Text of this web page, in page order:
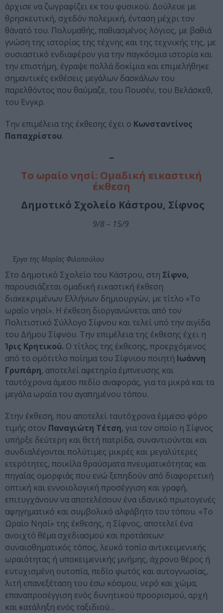
άρχισε να ζωγραφίζει εκ του φυσικού. Δούλευε με
θρησκευτική, σχεδόν πολεμική, ένταση μέχρι τον
θάνατό του. Πολυμαθής, παθιασμένος λόγιος, με βαθιά
γνώση της ιστορίας της τέχνης και της τεχνικής της, με
ουσιαστικό ενδιαφέρον για την παγκόσμια ιστορία και
την επιστήμη, έγραψε πολλά δοκίμια και επιμελήθηκε
σημαντικές εκθέσεις μεγάλων δασκάλων του
παρελθόντος που θαύμαζε, του Πουσέν, του Βελάσκεθ,
του Ενγκρ.
Την επιμέλεια της έκθεσης έχει ο Κωνσταντίνος
Παπαχρίστου.
–
Το ωραίο νησί: Ομαδική εικαστική
έκθεση
Δημοτικό Σχολείο Κάστρου, Σίφνος
9/8 – 15/9
Έργο της Μαρίας Φιλοπούλου
Στο Δημοτικό Σχολείο του Κάστρου, στη Σίφνο,
παρουσιάζεται ομαδική εικαστική έκθεση
διακεκριμένων Ελλήνων δημιουργών, με τίτλο «Το
ωραίο νησί». Η έκθεση διοργανώνεται από τον
Πολιτιστικό Σύλλογο Σίφνου και τελεί υπό την αιγίδα
του Δήμου Σίφνου. Την επιμέλεια της έκθεσης έχει η
Ίρις Κρητικού. Ο τίτλος της έκθεσης, προερχόμενος
από το ομότιτλο ποίημα του Σίφνιου ποιητή Ιωάννη
Γρυπάρη, αποτελεί αφετηρία έμπνευσης και
ταυτόχρονα άμεσο πεδίο αναφοράς, για τα μικρά και τα
μεγάλα ωραία του αγαπημένου τόπου.
Στην έκθεση, που αποτελεί ταυτόχρονα έμμεσο φόρο
τιμής στον Παναγιώτη Τέτση, για τον οποίο η Σίφνος
υπήρξε δεύτερη και θετή πατρίδα, συναντιούνται και
συνδιαλέγονται πολύτιμες μικρές και μεγαλύτερες
ετερότητες, ποικίλα θραύσματα πνευματικότητας και
πηγαίας ομορφιάς που ενώ ξεπηδούν από διαφορετική
οπτική και εννοιολογική προσέγγιση και γραφή,
επιτυγχάνουν να αποτελέσουν ένα ιδανικό πρωτογενές
αφηγηματικό και συμβολικό αλφάβητο του τόπου. «Το
Ωραίο Νησί» της έκθεσης, η Σίφνος, αποτελεί ένα
ανοιχτό θέμα σχεδιασμού και προτάσεων:
συναισθηματικός τόπος, λευκό τοπίο αντικειμενικής
ωραιότητας ή υποκειμενικής μνήμης, άχρονο θέρος ή
ευτυχισμένη ουτοπία, πεδίο φωτός και αυτογνωσίας,
λιτή επανεξέταση του έσω κόσμου, νερό και χώμα,
επαναπροσέγγιση ενός δυνητικού προορισμού, αρχή
και κατάληξη ενός ταξιδιού…